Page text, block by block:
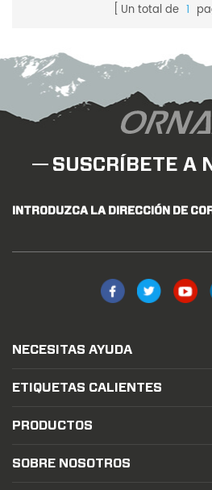
Un total de 1
SUSCRÍBETE A
INTRODUZCA LA DIRECCIÓN DE
NECESITAS AYUDA
ETIQUETAS CALIENTES
PRODUCTOS
SOBRE NOSOTROS